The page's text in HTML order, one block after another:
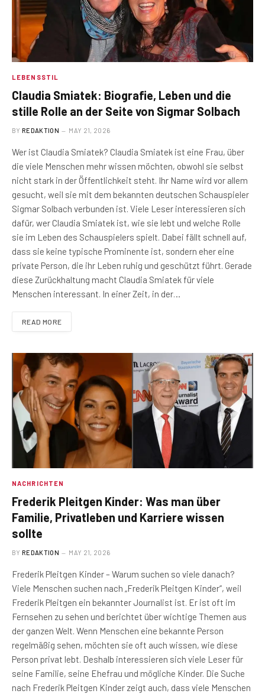
LEBENSSTIL
Claudia Smiatek: Biografie, Leben und die
stille Rolle an der Seite von Sigmar Solbach
BY REDAKTION MAY 21, 2026
Wer ist Claudia Smiatek? Claudia Smiatek ist eine Frau, über
die viele Menschen mehr wissen möchten, obwohl sie selbst
nicht stark in der Öffentlichkeit steht. Ihr Name wird vor allem
gesucht, weil sie mit dem bekannten deutschen Schauspieler
Sigmar Solbach verbunden ist. Viele Leser interessieren sich
dafür, wer Claudia Smiatek ist, wie sie lebt und welche Rolle
sie im Leben des Schauspielers spielt. Dabei fällt schnell auf,
dass sie keine typische Prominente ist, sondern eher eine
private Person, die ihr Leben ruhig und geschützt führt. Gerade
diese Zurückhaltung macht Claudia Smiatek für viele
Menschen interessant. In einer Zeit, in der…
READ MORE
NACHRICHTEN
Frederik Pleitgen Kinder: Was man über
Familie, Privatleben und Karriere wissen
sollte
BY REDAKTION MAY 21, 2026
Frederik Pleitgen Kinder – Warum suchen so viele danach?
Viele Menschen suchen nach „Frederik Pleitgen Kinder“, weil
Frederik Pleitgen ein bekannter Journalist ist. Er ist oft im
Fernsehen zu sehen und berichtet über wichtige Themen aus
der ganzen Welt. Wenn Menschen eine bekannte Person
regelmäßig sehen, möchten sie oft auch wissen, wie diese
Person privat lebt. Deshalb interessieren sich viele Leser für
seine Familie, seine Ehefrau und mögliche Kinder. Die Suche
nach Frederik Pleitgen Kinder zeigt auch, dass viele Menschen